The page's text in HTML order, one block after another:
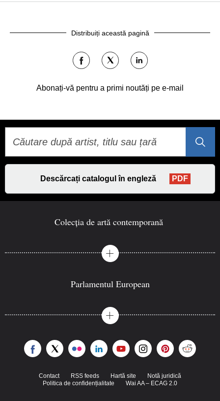
Distribuiți această pagină
Distribuiți
pe
Distribuiți
pe
Distribuiți
pe
Abonați-vă pentru a primi noutăți pe e-mail
Descărcați catalogul în engleză PDF
Colecția de artă contemporană
Parlamentul European
Contact RSS feeds Hartă site
Notă juridică
Politica de confidențialitate
Wai AA – ECAG 2.0